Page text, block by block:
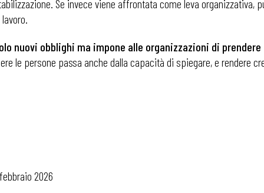
Se invece viene affrontata come leva organizzativa,
nuovi obblighi ma impone alle organizzazioni di
le persone passa anche dalla capacità di spiegare, e rendere
2026